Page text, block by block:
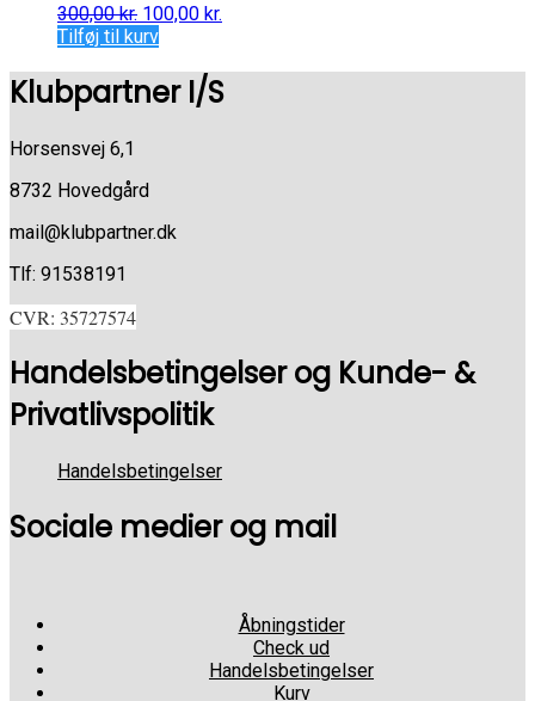
300,00kr. 100,00 kr.
Tilføj til kurv
Klubpartner I/S
Horsensvej 6,1
8732 Hovedgård
mail@klubpartner.dk
Tlf: 91538191
CVR: 35727574
Handelsbetingelser og Kunde- &
Privatlivspolitik
Handelsbetingelser
Sociale medier og mail
Åbningstider
Check ud
Handelsbetingelser
Kurv